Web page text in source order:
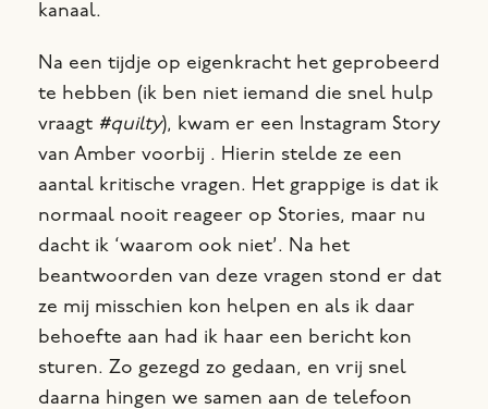
kanaal.
Na een tijdje op eigenkracht het geprobeerd
te hebben (ik ben niet iemand die snel hulp
vraagt #quilty), kwam er een Instagram Story
van Amber voorbij . Hierin stelde ze een
aantal kritische vragen. Het grappige is dat ik
normaal nooit reageer op Stories, maar nu
dacht ik ‘waarom ook niet’. Na het
beantwoorden van deze vragen stond er dat
ze mij misschien kon helpen en als ik daar
behoefte aan had ik haar een bericht kon
sturen. Zo gezegd zo gedaan, en vrij snel
daarna hingen we samen aan de telefoon